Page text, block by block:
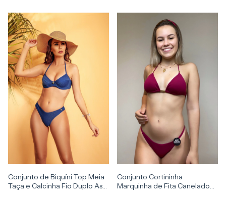
Conjunto de Biquíni Top Meia
Taça e Calcinha Fio Duplo Asa
Conjunto Cortininha
Marquinha de Fita Canelado